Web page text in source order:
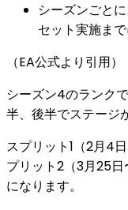
シーズンごと
セット実施ま
（EA公式より引用）
シーズン4のランク
半、後半でステージ
スプリット1 （2月4
プリット2 （3月25
になります。